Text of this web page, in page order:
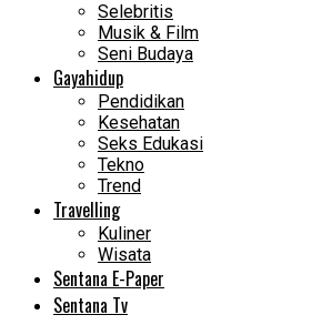
Selebritis
Musik & Film
Seni Budaya
Gayahidup
Pendidikan
Kesehatan
Seks Edukasi
Tekno
Trend
Travelling
Kuliner
Wisata
Sentana E-Paper
Sentana Tv